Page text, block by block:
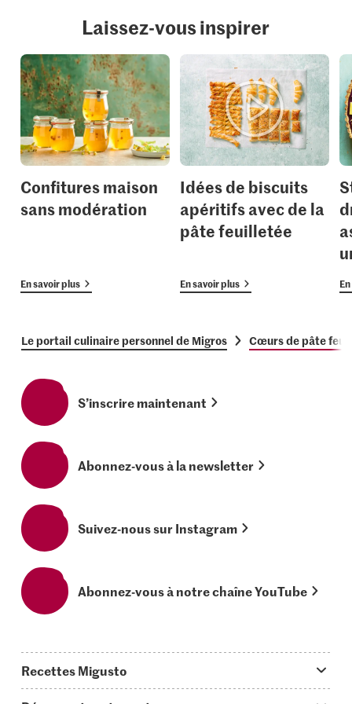
Laissez-vous inspirer
Confitures maison
sans modération
En savoir plus
Idées de biscuits
apéritifs avec de la
pâte feuilletée
En savoir plus
Le portail culinaire personnel de Migros Cœurs de pâte
S’inscrire maintenant
Abonnez-vous à la newsletter
Suivez-nous sur Instagram
Abonnez-vous à notre chaîne YouTube
Recettes Migusto